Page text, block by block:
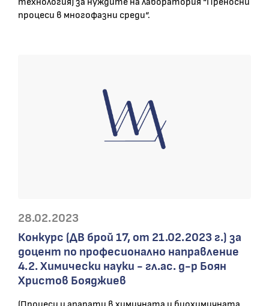
процеси в многофазни среди“.
28.02.2023
Конкурс (ДВ брой 17, от 21.02.2023 г.) за
доцент по професионално направление
4.2. Химически науки - гл.ас. д-р Боян
Христов Бояджиев